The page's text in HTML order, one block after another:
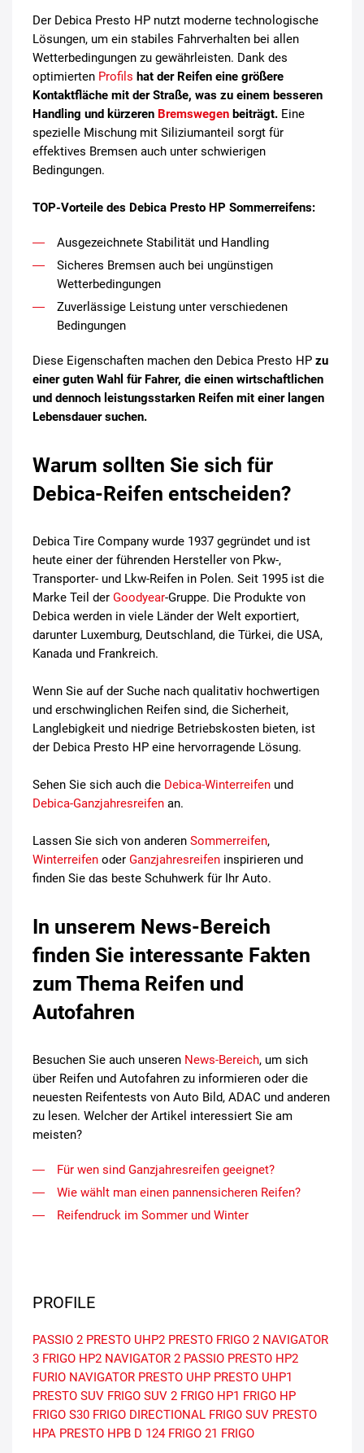
Der Debica Presto HP nutzt moderne technologische
Lösungen, um ein stabiles Fahrverhalten bei allen
Wetterbedingungen zu gewährleisten. Dank des
optimierten Profils hat der Reifen eine größere
Kontaktfläche mit der Straße, was zu einem besseren
Handling und kürzeren Bremswegen beiträgt. Eine
spezielle Mischung mit Siliziumanteil sorgt für
effektives Bremsen auch unter schwierigen
Bedingungen.
TOP-Vorteile des Debica Presto HP Sommerreifens:
Ausgezeichnete Stabilität und Handling
Sicheres Bremsen auch bei ungünstigen
Wetterbedingungen
Zuverlässige Leistung unter verschiedenen
Bedingungen
Diese Eigenschaften machen den Debica Presto HP zu
einer guten Wahl für Fahrer, die einen wirtschaftlichen
und dennoch leistungsstarken Reifen mit einer langen
Lebensdauer suchen.
Warum sollten Sie sich für
Debica-Reifen entscheiden?
Debica Tire Company wurde 1937 gegründet und ist
heute einer der führenden Hersteller von Pkw-,
Transporter- und Lkw-Reifen in Polen. Seit 1995 ist die
Marke Teil der Goodyear-Gruppe. Die Produkte von
Debica werden in viele Länder der Welt exportiert,
darunter Luxemburg, Deutschland, die Türkei, die USA,
Kanada und Frankreich.
Wenn Sie auf der Suche nach qualitativ hochwertigen
und erschwinglichen Reifen sind, die Sicherheit,
Langlebigkeit und niedrige Betriebskosten bieten, ist
der Debica Presto HP eine hervorragende Lösung.
Sehen Sie sich auch die Debica-Winterreifen und
Debica-Ganzjahresreifen an.
Lassen Sie sich von anderen Sommerreifen,
Winterreifen oder Ganzjahresreifen inspirieren und
finden Sie das beste Schuhwerk für Ihr Auto.
In unserem News-Bereich
finden Sie interessante Fakten
zum Thema Reifen und
Autofahren
Besuchen Sie auch unseren News-Bereich, um sich
über Reifen und Autofahren zu informieren oder die
neuesten Reifentests von Auto Bild, ADAC und anderen
zu lesen. Welcher der Artikel interessiert Sie am
meisten?
Für wen sind Ganzjahresreifen geeignet?
Wie wählt man einen pannensicheren Reifen?
Reifendruck im Sommer und Winter
PROFILE
PASSIO 2 PRESTO UHP2 PRESTO FRIGO 2 NAVIGATOR
3 FRIGO HP2 NAVIGATOR 2 PASSIO PRESTO HP2
FURIO NAVIGATOR PRESTO UHP PRESTO UHP1
PRESTO SUV FRIGO SUV 2 FRIGO HP1 FRIGO HP
FRIGO S30 FRIGO DIRECTIONAL FRIGO SUV PRESTO
HPA PRESTO HPB D 124 FRIGO 21 FRIGO